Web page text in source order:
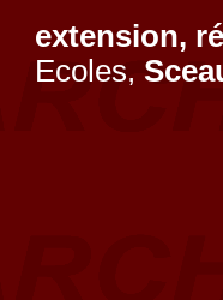
extension,
Ecoles,